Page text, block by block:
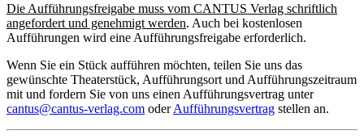
Die Aufführungsfreigabe muss vom CANTUS Verlag schriftlich
angefordert und genehmigt werden. Auch bei kostenlosen
Aufführungen wird eine Aufführungsfreigabe erforderlich.
Wenn Sie ein Stück aufführen möchten, teilen Sie uns das
gewünschte Theaterstück, Aufführungsort und Aufführungszeitraum
mit und fordern Sie von uns einen Aufführungsvertrag unter
cantus@cantus-verlag.com oderAufführungsvertrag stellen an.